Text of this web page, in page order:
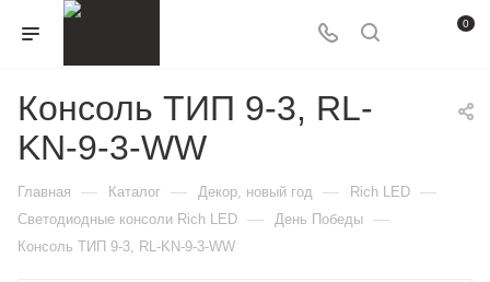
0
Консоль ТИП 9-3, RL-
KN-9-3-WW
Главная — Каталог — Декор, новый год — Rich LED —
Светодиодные консоли Rich LED — День Победы —
Консоль ТИП 9-3, RL-KN-9-3-WW